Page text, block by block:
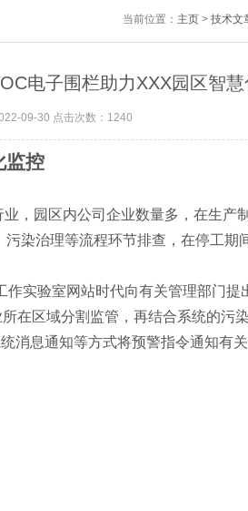
当前位置： 主页> 技术文
电子围栏助力XXX园区智
09-30 点击次数：1240
监控
业，园区内公司企业数量多，
污染治理等流程环节排查，在停工期
作实验室网站时代向有关管理部门提
在区域分割监管，再结合系统的污染数
统消息通知等方式将预警指令通知有